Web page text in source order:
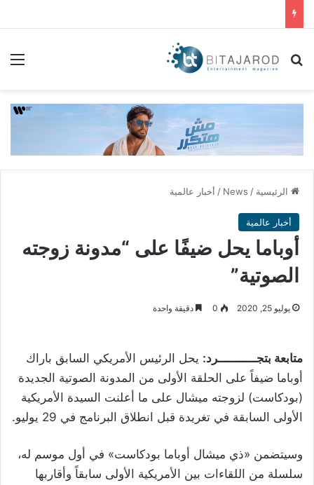
بحث عن
الرئيسية /
News
/ أخبار عالمية
أخبار عالمية
أوباما يحل ضيفًا على “مدونة زوجته
الصوتية”
يوليو 25, 2020 0 دقيقة واحدة
متابعة بتجـــــــــــرد: يحل الرئيس الأمريكي السابق باراك
أوباما ضيفاً على الحلقة الأولى من المدونة الصوتية الجديدة
(بودكاست) لزوجته ميشال على ما أعلنت السيدة الأمريكية
الأولى السابقة في تغريدة قبل انطلاق البرنامج في 29 يوليو
.
وسيتضمن «ذي ميشال أوباما بودكاست» في أول موسم له،
سلسلة من اللقاءات بين الأمريكية الأولى سابقاً وأقاربها